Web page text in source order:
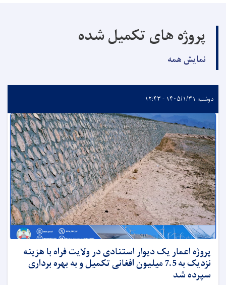
پروژه های تکمیل شده
نمایش همه
دوشنبه ۱۴۰۵/۱/۳۱ - ۱۲:۴۳
پروژه اعمار یک دیوار استنادی در ولایت فراه با هزینه
نزدیک به 7.5 میلیون افغانی تکمیل و به بهره برداری
سپرده شد